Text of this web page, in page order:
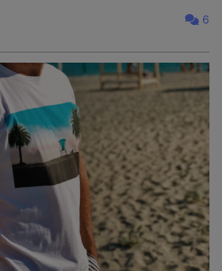
6